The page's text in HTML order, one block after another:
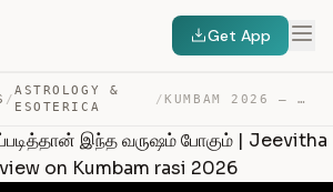
Get App
/
ASTROLOGY &
ESOTERICA
/ KUMBAM 2026 – இப்படித்தான் இந்த வருஷம் போகும் | JEEVITH… — TRANSCRIPT
இந்த வருஷம் போகும் | Jeevitha
on Kumbam rasi 2026